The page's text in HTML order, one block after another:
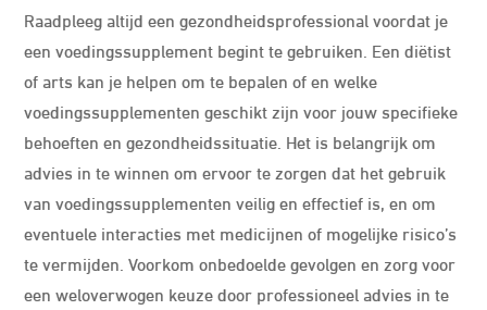
Raadpleeg altijd een gezondheidsprofessional voordat je
een voedingssupplement begint te gebruiken. Een diëtist
of arts kan je helpen om te bepalen of en welke
voedingssupplementen geschikt zijn voor jouw specifieke
behoeften en gezondheidssituatie. Het is belangrijk om
advies in te winnen om ervoor te zorgen dat het gebruik
van voedingssupplementen veilig en effectief is, en om
eventuele interacties met medicijnen of mogelijke risico’s
te vermijden. Voorkom onbedoelde gevolgen en zorg voor
een weloverwogen keuze door professioneel advies in te